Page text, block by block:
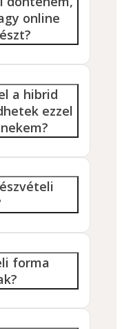
online
a hibrid
ezzel
forma